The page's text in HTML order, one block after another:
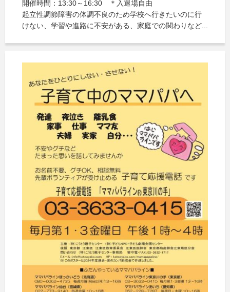
開催時間：13:30～16:30 ＊入退場自由
起立性調節障害の体調不良のため学校へ行きたいのに行
けない、学習や進路に不安がある、家庭での関わりなど...